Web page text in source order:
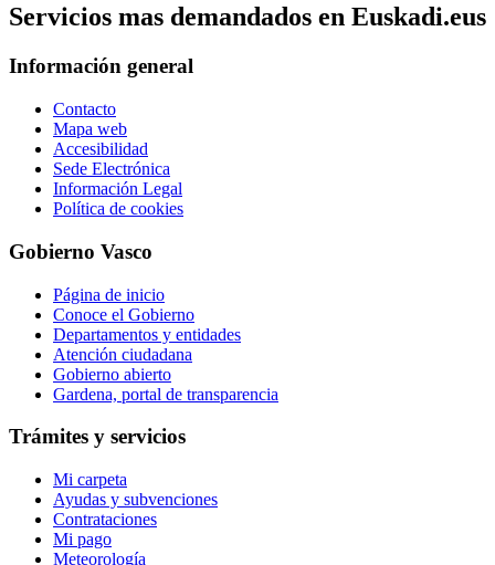
Servicios mas demandados en Euskadi.eus
Información general
Contacto
Mapa web
Accesibilidad
Sede Electrónica
Información Legal
Política de cookies
Gobierno Vasco
Página de inicio
Conoce el Gobierno
Departamentos y entidades
Atención ciudadana
Gobierno abierto
Gardena, portal de transparencia
Trámites y servicios
Mi carpeta
Ayudas y subvenciones
Contrataciones
Mi pago
Meteorología